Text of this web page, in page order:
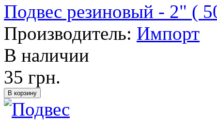
Подвес резиновый - 2" (
Производитель: Импорт
В наличии
35 грн.